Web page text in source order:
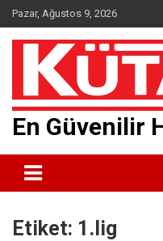
Skip
to
content
Pazar, Ağustos 9, 2026
En Güvenilir
Etiket: 1.lig